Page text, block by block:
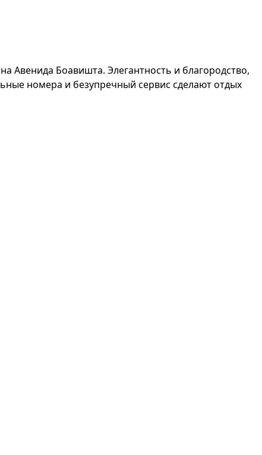
Авенида Боавишта. Элегантность и благородство,
номера и безупречный сервис сделают отдых